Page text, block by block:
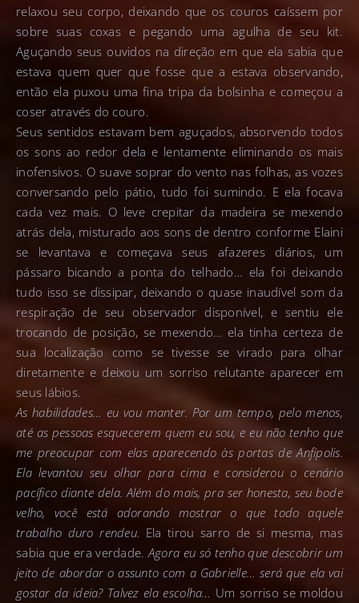
relaxou seu corpo, deixando que os couros caíssem por
sobre suas coxas e pegando uma agulha de seu kit.
Aguçando seus ouvidos na direção em que ela sabia que
estava quem quer que fosse que a estava observando,
então ela puxou uma fina tripa da bolsinha e começou a
coser através do couro.
Seus sentidos estavam bem aguçados, absorvendo todos
os sons ao redor dela e lentamente eliminando os mais
inofensivos. O suave soprar do vento nas folhas, as vozes
conversando pelo pátio, tudo foi sumindo. E ela focava
cada vez mais. O leve crepitar da madeira se mexendo
atrás dela, misturado aos sons de dentro conforme Elaini
se levantava e começava seus afazeres diários, um
pássaro bicando a ponta do telhado… ela foi deixando
tudo isso se dissipar, deixando o quase inaudível som da
respiração de seu observador disponível, e sentiu ele
trocando de posição, se mexendo… ela tinha certeza de
sua localização como se tivesse se virado para olhar
diretamente e deixou um sorriso relutante aparecer em
seus lábios.
As habilidades… eu vou manter. Por um tempo, pelo menos,
até as pessoas esquecerem quem eu sou, e eu não tenho que
me preocupar com elas aparecendo às portas de Anfípolis.
Ela levantou seu olhar para cima e considerou o cenário
pacífico diante dela. Além do mais, pra ser honesta, seu bode
velho, você está adorando mostrar o que todo aquele
trabalho duro rendeu. Ela tirou sarro de si mesma, mas
sabia que era verdade. Agora eu só tenho que descobrir um
jeito de abordar o assunto com a Gabrielle… será que ela vai
gostar da ideia? Talvez ela escolha… Um sorriso se moldou